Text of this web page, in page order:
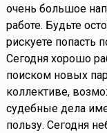
очень большое
работе. Будьте
рискуете попасть
Сегодня хорошо
поиском новых
коллективе,
судебные дела
пользу. Сегодня